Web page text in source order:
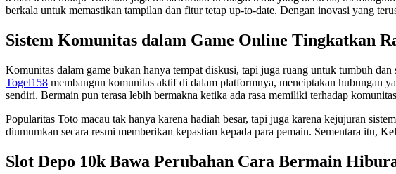
berkala untuk memastikan tampilan dan fitur tetap up-to-date. Dengan inovasi yang
Sistem Komunitas dalam Game Online Tingkatkan
Komunitas dalam game bukan hanya tempat diskusi, tapi juga ruang untuk tumbuh
Togel158 membangun komunitas aktif di dalam platformnya, menciptakan hubungan
sendiri. Bermain pun terasa lebih bermakna ketika ada rasa memiliki terhadap
Popularitas Toto macau tak hanya karena hadiah besar, tapi juga karena kejujuran
diumumkan secara resmi memberikan kepastian kepada para pemain. Sementara itu,
Slot Depo 10k Bawa Perubahan Cara Bermain